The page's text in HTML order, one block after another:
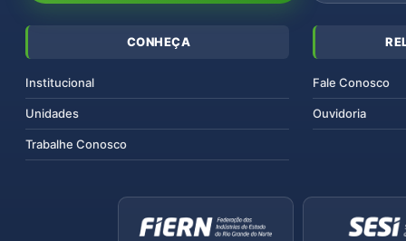
CONHEÇA
Institucional
Unidades
Trabalhe Conosco
Fale Conosco
Ouvidoria